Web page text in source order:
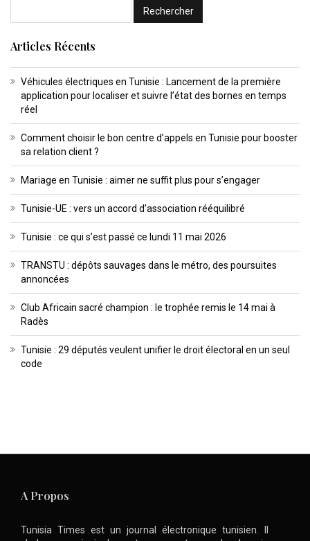
Articles Récents
Véhicules électriques en Tunisie : Lancement de la première
application pour localiser et suivre l’état des bornes en temps
réel
Comment choisir le bon centre d’appels en Tunisie pour booster
sa relation client ?
Mariage en Tunisie : aimer ne suffit plus pour s’engager
Tunisie-UE : vers un accord d’association rééquilibré
Tunisie : ce qui s’est passé ce lundi 11 mai 2026
TRANSTU : dépôts sauvages dans le métro, des poursuites
annoncées
Club Africain sacré champion : le trophée remis le 14 mai à
Radès
Tunisie : 29 députés veulent unifier le droit électoral en un seul
code
A Propos
Tunisia Times est un journal électronique tunisien. Il